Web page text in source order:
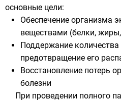
основные цели:
Обеспечение организма
веществами (белки,
Поддержание
предотвращение его
Восстановление потерь
болезни
При проведении полного